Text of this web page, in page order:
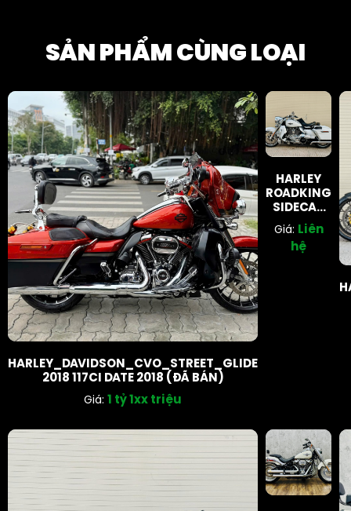
SẢN PHẨM CÙNG LOẠI
HARLEY_DAVIDSON_CVO_STREET_GLIDE
2018 117CI DATE 2018 (ĐÃ BÁN)
Giá: 1 tỷ 1xx triệu
HARLEY
ROADKING
SIDECAR
DATE 2020
(ĐÃ BÁN)
Giá: Liên
hệ